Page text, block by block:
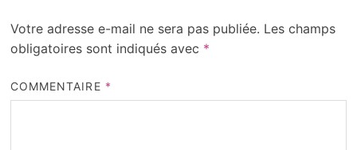
Votre adresse e-mail ne sera pas publiée. Les champs
obligatoires sont indiqués avec *
COMMENTAIRE *